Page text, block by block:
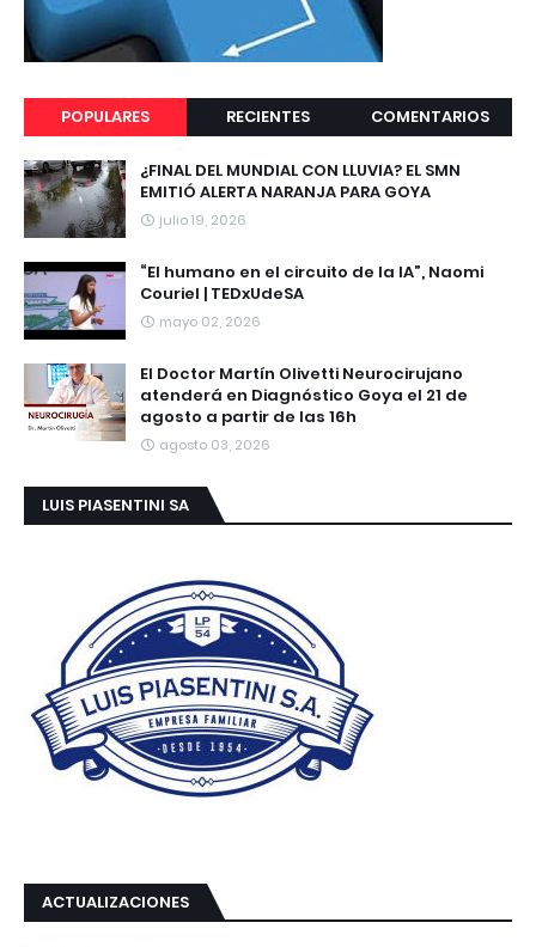
POPULARES RECIENTES COMENTARIOS
¿FINAL DEL MUNDIAL CON LLUVIA? EL SMN
EMITIÓ ALERTA NARANJA PARA GOYA
julio 19, 2026
“El humano en el circuito de la IA”, Naomi
Couriel | TEDxUdeSA
mayo 02, 2026
El Doctor Martín Olivetti Neurocirujano
atenderá en Diagnóstico Goya el 21 de
agosto a partir de las 16h
agosto 03, 2026
LUIS PIASENTINI SA
ACTUALIZACIONES